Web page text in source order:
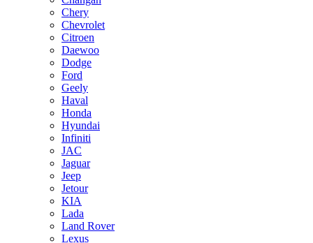
Chery
Chevrolet
Citroen
Daewoo
Dodge
Ford
Geely
Haval
Honda
Hyundai
Infiniti
JAC
Jaguar
Jeep
Jetour
KIA
Lada
Land Rover
Lexus